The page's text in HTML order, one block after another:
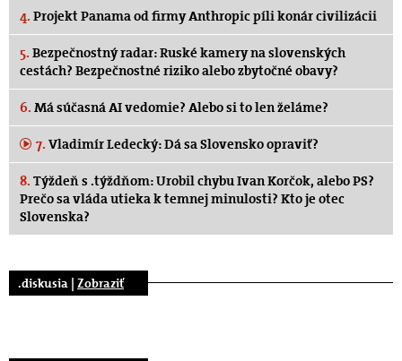
4. Projekt Panama od firmy Anthropic píli konár civilizácii
5. Bezpečnostný radar: Ruské kamery na slovenských
cestách? Bezpečnostné riziko alebo zbytočné obavy?
6. Má súčasná AI vedomie? Alebo si to len želáme?
7. Vladimír Ledecký: Dá sa Slovensko opraviť?
8. Týždeň s .týždňom: Urobil chybu Ivan Korčok, alebo PS?
Prečo sa vláda utieka k temnej minulosti? Kto je otec
Slovenska?
.diskusia | Zobraziť